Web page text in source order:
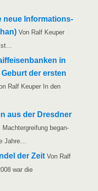
neue Infor­ma­ti­ons­
Von Ralf Keu­per
in
der ers­ten
Ralf Keu­per In den
aus der Dresd­ner
Macht­er­grei­fung began­
Jahre…
der Zeit Von Ralf
war die